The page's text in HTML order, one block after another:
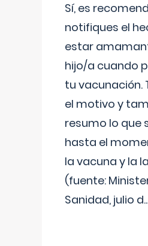
Sí, es
notifiques el
estar
hijo/a cuando
tu vacunación.
el motivo y
resumo lo que
hasta el
la vacuna y la
(fuente:
Sanidad, julio d